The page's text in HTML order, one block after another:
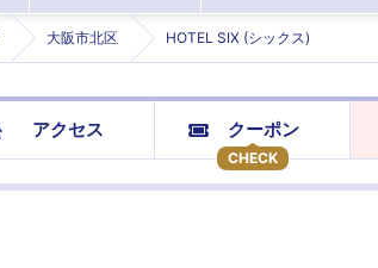
大阪市北区 HOTEL SIX (シックス)
アクセス
CHECK
クーポン